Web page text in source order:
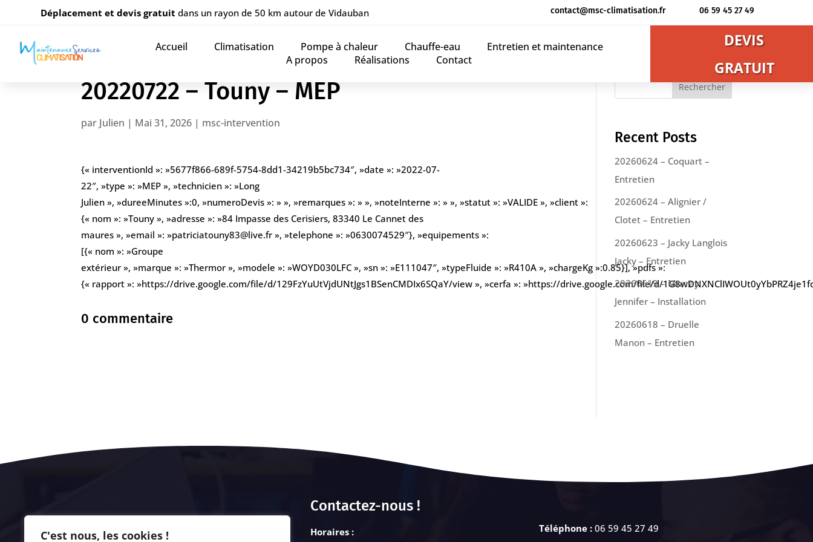
C'est nous, les cookies !
Déplacement et devis gratuitdans un rayon de 50 km autour de Vidauban contact@msc-climatisation.fr 06 59 45 27 49
Accueil Climatisation Pompe à chaleur Chauffe-eau
Entretien et maintenance
A propos
Réalisations Contact
DEVIS
GRATUIT
20220722 – Touny – MEP
par Julien | Mai 31, 2026 | msc-intervention
{« interventionId »: »5677f866-689f-5754-8dd1-34219b5bc734″, »date »: »2022-07-
22″, »type »: »MEP », »technicien »: »Long
Julien », »dureeMinutes »:0, »numeroDevis »: » », »remarques »: » », »noteInterne »: » », »statut »: »VALIDE », »client »:
{« nom »: »Touny », »adresse »: »84 Impasse des Cerisiers, 83340 Le Cannet des
maures », »email »: »patriciatouny83@live.fr », »telephone »: »0630074529″}, »equipements »:
[{« nom »: »Groupe
extérieur », »marque »: »Thermor », »modele »: »WOYD030LFC », »sn »: »E111047″, »typeFluide »: »R410A », »chargeKg »:0.85}], »pdfs »:
{« rapport »: »https://drive.google.com/file/d/129FzYuUtVjdUNtJgs1BSenCMDIx6SQaY/view », »cerfa »: »https://drive.google.com/file/d/
0 commentaire
Rechercher
Recent Posts
20260624 – Coquart –
Entretien
20260624 – Alignier /
Clotet – Entretien
20260623 – Jacky Langlois
Jacky – Entretien
20260619 – Murray
Jennifer – Installation
20260618 – Druelle
Manon – Entretien
Contactez-nous !
Horaires : Téléphone : 06 59 45 27 49